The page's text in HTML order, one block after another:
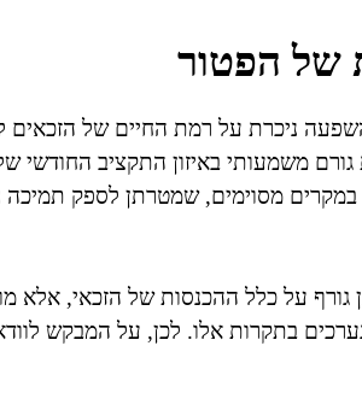
של הפטור
ממס לפי סעיף 37 יש השפעה ניכרת על רמת החיים
משמעותי באיזון התקציב החודשי
במקרים מסוימים, שמטרתן לספק תמיכה
גורף על כלל ההכנסות של הזכאי, אלא
בתקרות אלו. לכן, על המבקש